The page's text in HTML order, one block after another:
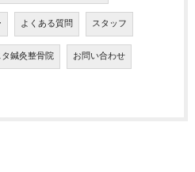
よくある質問 スタッフ
鍼灸整骨院 お問い合わせ